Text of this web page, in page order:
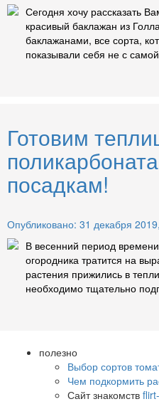
Сегодня хочу рассказать
красивый баклажан из
баклажанами, все сорта,
показывали себя не с
Готовим
посадкам!
Опубликовано: 31 декабря
В весенний период
огородника тратится на
растения прижились в
необходимо тщательно
полезно
Выбор сортов
Чем подкормить
Сайт знакомств